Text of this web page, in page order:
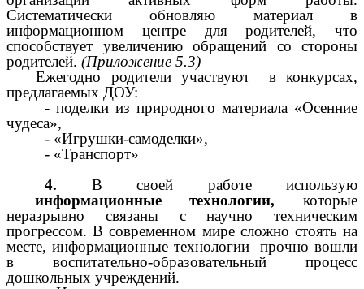
Систематически обновляю материал в
информационном центре для родителей, что
способствует увеличению обращений со стороны
родителей. (Приложение 5.3)
Ежегодно родители участвуют в конкурсах,
предлагаемых ДОУ:
- поделки из природного материала «Осенние
чудеса»,
- «Игрушки-самоделки»,
- «Транспорт»
4. В своей работе использую
информационные технологии,которые
неразрывно связаны с научно техническим
прогрессом. В современном мире сложно стоять на
месте, информационные технологии прочно вошли
в воспитательно-образовательный процесс
дошкольных учреждений.